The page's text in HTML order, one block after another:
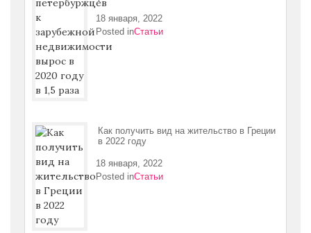
18 января, 2022
Posted inСтатьи
Как получить вид на жительство в Греции
в 2022 году
18 января, 2022
Posted inСтатьи